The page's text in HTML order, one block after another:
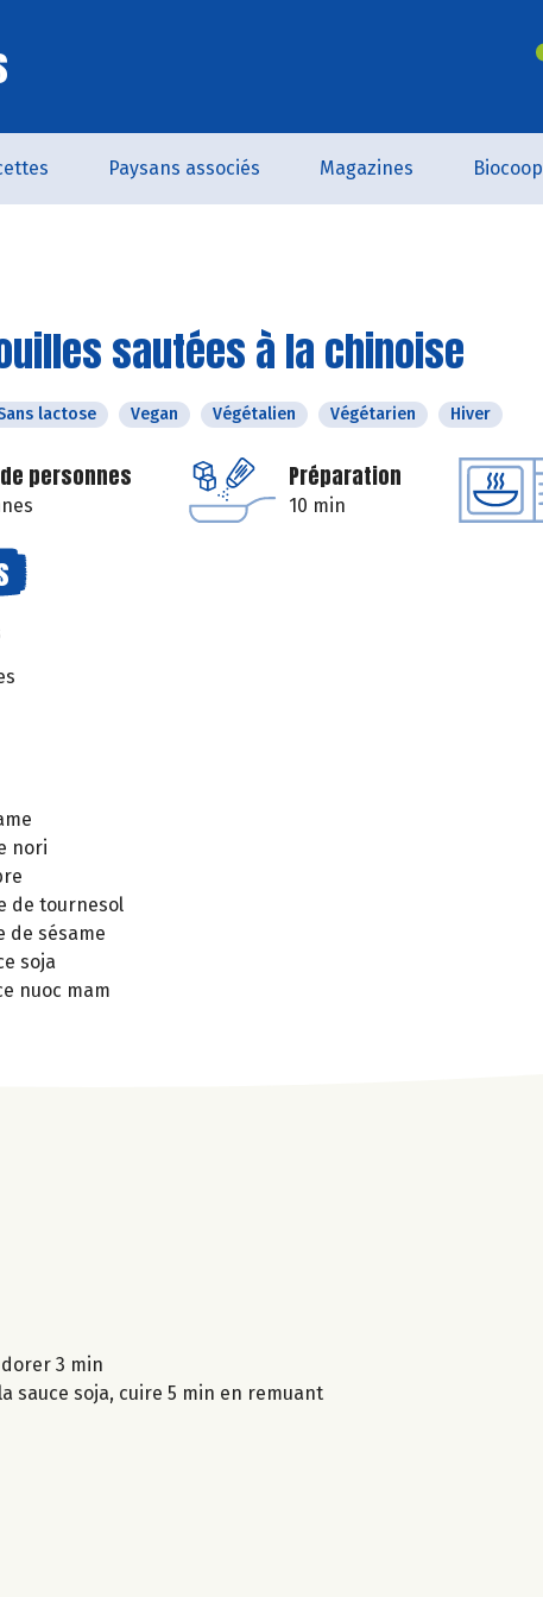
Paysans associés Magazines Biocoop
sautées à la chinoise
lactose Vegan Végétalien Végétarien Hiver
personnes Préparation
10 min
nori
de tournesol
de sésame
soja
nuoc mam
3 min
sauce soja, cuire 5 min en remuant